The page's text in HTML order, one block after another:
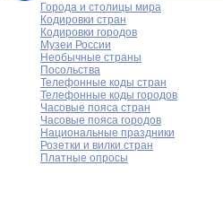
Города и столицы мира
Кодировки стран
Кодировки городов
Музеи России
Необычные страны
Посольства
Телефонные коды стран
Телефонные коды городов
Часовые пояса стран
Часовые пояса городов
Национальные праздники
Розетки и вилки стран
Платные опросы